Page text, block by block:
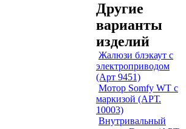
Другие
варианты
изделий
Жалюзи блэкаут с
электроприводом
(Арт 9451)
Мотор Somfy WT с
маркизой (АРТ.
10003)
Внутривальный